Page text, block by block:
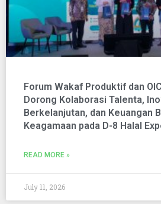
Forum Wakaf Produktif dan
Dorong Kolaborasi Talenta,
Berkelanjutan, dan Keuangan
Keagamaan pada D-8 Halal
READ MORE »
July 11, 2026